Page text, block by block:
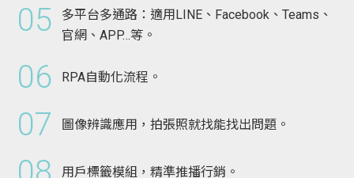
05
多平台多通路：適用LINE、Facebook、Teams、
官網、APP…等。
06 RPA自動化流程。
07 圖像辨識應用，拍張照就找能找出問題。
用戶標籤模組，精準推播行銷。